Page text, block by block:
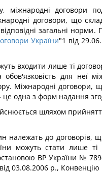
міжнародні договори
договори, що
загальні
України"1 від
входити лише ті
для неї
Міжнародні договори,
одна з форм надання
шляхом
належать до
можуть стати лише
ВР України №
03.08.2006 р.,